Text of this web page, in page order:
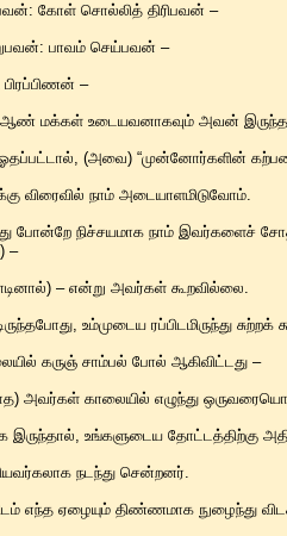
கோள் சொல்லித் திரிபவன் –
பாவம் செய்பவன் –
–
ஆண் மக்கள் உடையவனாகவும் அவன்
(அவை) “முன்னோர்களின்
விரைவில் நாம் அடையாளமிடுவோம்.
போன்றே நிச்சயமாக நாம் இவர்களைச்
–
– என்று அவர்கள் கூறவில்லை.
உம்முடைய ரப்பிடமிருந்து
கருஞ் சாம்பல் போல் ஆகிவிட்டது –
அவர்கள் காலையில் எழுந்து
இருந்தால், உங்களுடைய தோட்டத்திற்கு
நடந்து சென்றனர்.
எந்த ஏழையும் திண்ணமாக நுழைந்து